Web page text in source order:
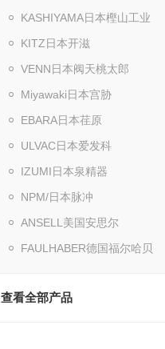
KASHIYAMA日本樫山工业
KITZ日本开滋
VENN日本阀天桃太郎
Miyawaki日本宫胁
EBARA日本荏原
ULVAC日本爱发科
IZUMI日本泉精器
NPM/日本脉冲
ANSELL美国安思尔
FAULHABER德国福尔哈贝
查看全部产品